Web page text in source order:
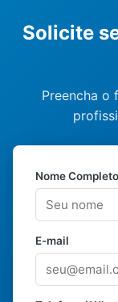
Solicite
Preencha o
Nome Completo
E-mail